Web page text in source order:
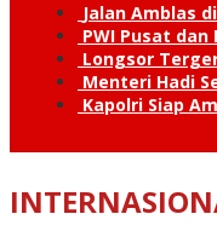
Jalan Amblas
PWI Pusat dan
Longsor
Menteri Hadi
Kapolri Siap